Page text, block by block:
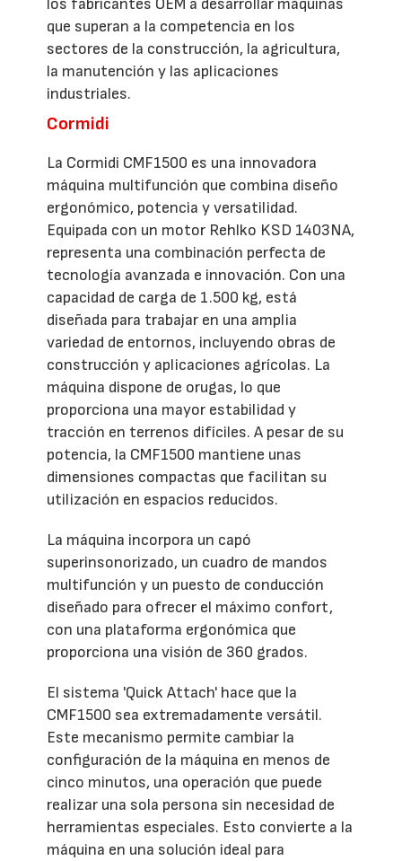
los fabricantes OEM a desarrollar máquinas
que superan a la competencia en los
sectores de la construcción, la agricultura,
la manutención y las aplicaciones
industriales.
Cormidi
La Cormidi CMF1500 es una innovadora
máquina multifunción que combina diseño
ergonómico, potencia y versatilidad.
Equipada con un motor Rehlko KSD 1403NA,
representa una combinación perfecta de
tecnología avanzada e innovación. Con una
capacidad de carga de 1.500 kg, está
diseñada para trabajar en una amplia
variedad de entornos, incluyendo obras de
construcción y aplicaciones agrícolas. La
máquina dispone de orugas, lo que
proporciona una mayor estabilidad y
tracción en terrenos difíciles. A pesar de su
potencia, la CMF1500 mantiene unas
dimensiones compactas que facilitan su
utilización en espacios reducidos.
La máquina incorpora un capó
superinsonorizado, un cuadro de mandos
multifunción y un puesto de conducción
diseñado para ofrecer el máximo confort,
con una plataforma ergonómica que
proporciona una visión de 360 grados.
El sistema 'Quick Attach' hace que la
CMF1500 sea extremadamente versátil.
Este mecanismo permite cambiar la
configuración de la máquina en menos de
cinco minutos, una operación que puede
realizar una sola persona sin necesidad de
herramientas especiales. Esto convierte a la
máquina en una solución ideal para